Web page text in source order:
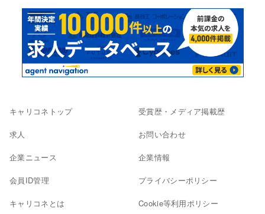
キャリコネトップ
求人
企業ニュース
会員ID管理
キャリコネとは
受賞歴・メディア掲載歴
お問い合わせ
企業情報
プライバシーポリシー
Cookie等利用ポリシー